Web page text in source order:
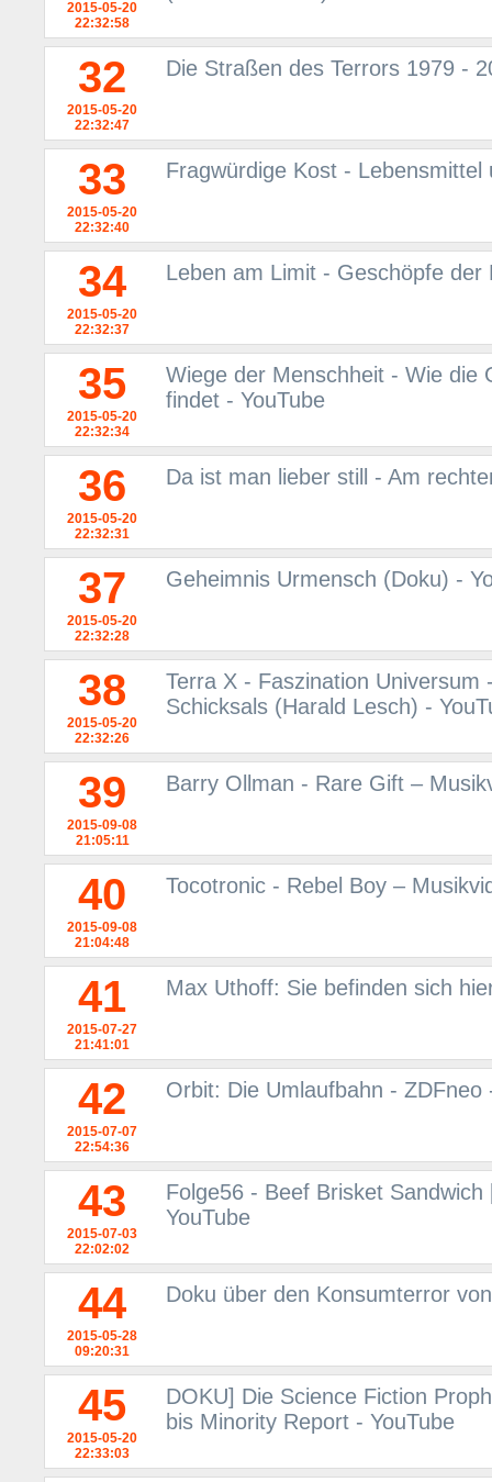
2015-05-20
22:32:58
32
2015-05-20
22:32:47
Die Straßen des Terrors 1979 -
33
2015-05-20
22:32:40
Fragwürdige Kost -
34
2015-05-20
22:32:37
Leben am Limit - Geschöpfe der
35
2015-05-20
22:32:34
Wiege der Menschheit - Wie die
findet - YouTube
36
2015-05-20
22:32:31
Da ist man lieber still - Am
37
2015-05-20
22:32:28
Geheimnis Urmensch (Doku) -
38
2015-05-20
22:32:26
Terra X - Faszination
Schicksals (Harald Lesch) -
39
2015-09-08
21:05:11
Barry Ollman - Rare Gift –
40
2015-09-08
21:04:48
Tocotronic - Rebel Boy –
41
2015-07-27
21:41:01
Max Uthoff: Sie befinden sich
42
2015-07-07
22:54:36
Orbit: Die Umlaufbahn - ZDFneo
43
2015-07-03
22:02:02
Folge56 - Beef Brisket
YouTube
44
2015-05-28
09:20:31
Doku über den Konsumterror
45
2015-05-20
22:33:03
DOKU] Die Science Fiction
bis Minority Report - YouTube